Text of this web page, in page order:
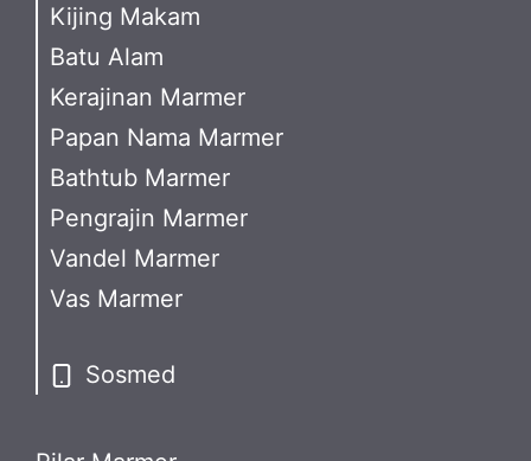
Kijing Makam
Batu Alam
Kerajinan Marmer
Papan Nama Marmer
Bathtub Marmer
Pengrajin Marmer
Vandel Marmer
Vas Marmer
Sosmed